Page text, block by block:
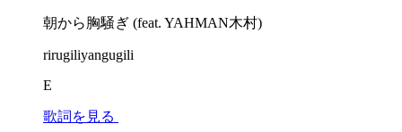
朝から胸騒ぎ (feat. YAHMAN木村)
rirugiliyangugili
E
歌詞を見る